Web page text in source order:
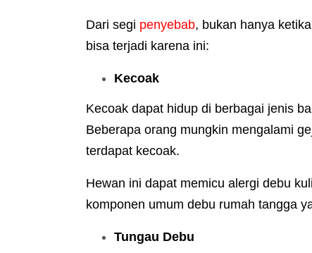
Dari segi penyebab, bukan hanya
bisa terjadi karena ini:
Kecoak
Kecoak dapat hidup di berbagai jenis
Beberapa orang mungkin mengalami
terdapat kecoak.
Hewan ini dapat memicu alergi debu
komponen umum debu rumah tangga
Tungau Debu